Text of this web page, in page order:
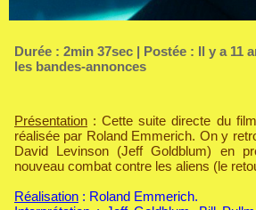
Durée : 2min 37sec | Postée : Il y a 11
les bandes-annonces
Présentation : Cette suite directe du
réalisée par Roland Emmerich. On y
David Levinson (Jeff Goldblum) en
nouveau combat contre les aliens (le
Réalisation : Roland Emmerich.